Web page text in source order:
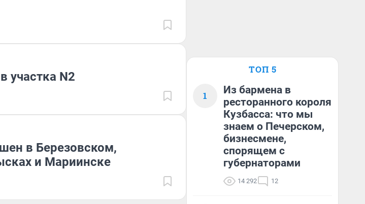
участка N2
в Березовском,
и Мариинске
ТОП 5
1
Из бармена в
ресторанного короля
Кузбасса: что мы
знаем о Печерском,
бизнесмене,
спорящем с
губернаторами
14 292 12